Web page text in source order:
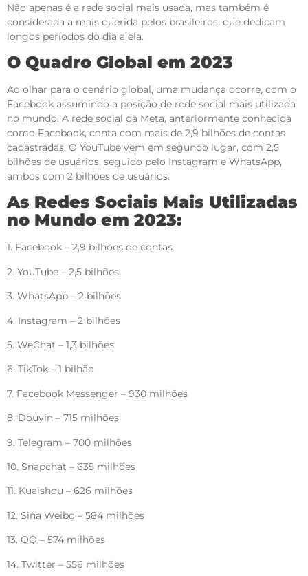
Não apenas é a rede social mais usada, mas também é
considerada a mais querida pelos brasileiros, que dedicam
longos períodos do dia a ela.
O Quadro Global em 2023
Ao olhar para o cenário global, uma mudança ocorre, com o
Facebook assumindo a posição de rede social mais utilizada
no mundo. A rede social da Meta, anteriormente conhecida
como Facebook, conta com mais de 2,9 bilhões de contas
cadastradas. O YouTube vem em segundo lugar, com 2,5
bilhões de usuários, seguido pelo Instagram e WhatsApp,
ambos com 2 bilhões de usuários.
As Redes Sociais Mais Utilizadas
no Mundo em 2023:
1. Facebook – 2,9 bilhões de contas
2. YouTube – 2,5 bilhões
3. WhatsApp – 2 bilhões
4. Instagram – 2 bilhões
5. WeChat – 1,3 bilhões
6. TikTok – 1 bilhão
7. Facebook Messenger – 930 milhões
8. Douyin – 715 milhões
9. Telegram – 700 milhões
10. Snapchat – 635 milhões
11. Kuaishou – 626 milhões
12. Sina Weibo – 584 milhões
13. QQ – 574 milhões
14. Twitter – 556 milhões